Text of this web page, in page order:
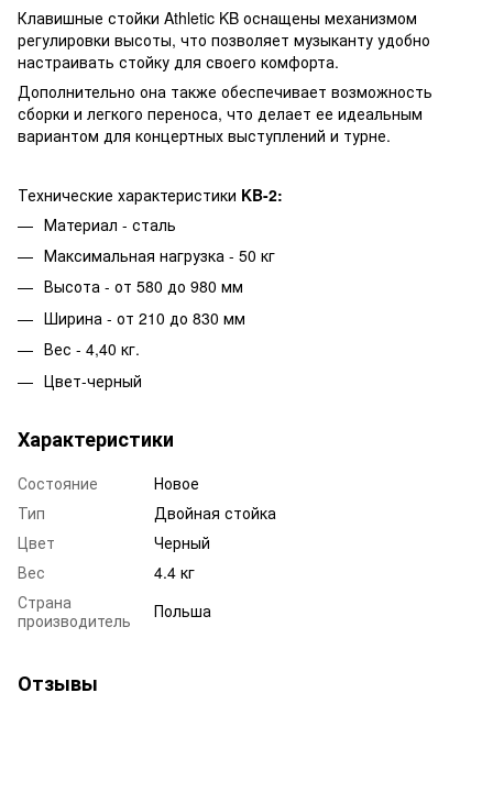
Клавишные стойки Athletic KB оснащены механизмом
регулировки высоты, что позволяет музыканту удобно
настраивать стойку для своего комфорта.
Дополнительно она также обеспечивает возможность
сборки и легкого переноса, что делает ее идеальным
вариантом для концертных выступлений и турне.
Технические характеристики KB-2:
Материал - сталь
Максимальная нагрузка - 50 кг
Высота - от 580 до 980 мм
Ширина - от 210 до 830 мм
Вес - 4,40 кг.
Цвет-черный
Характеристики
Состояние
Новое
Тип
Двойная стойка
Цвет
Черный
Вес
4.4 кг
Страна
производитель
Польша
Отзывы